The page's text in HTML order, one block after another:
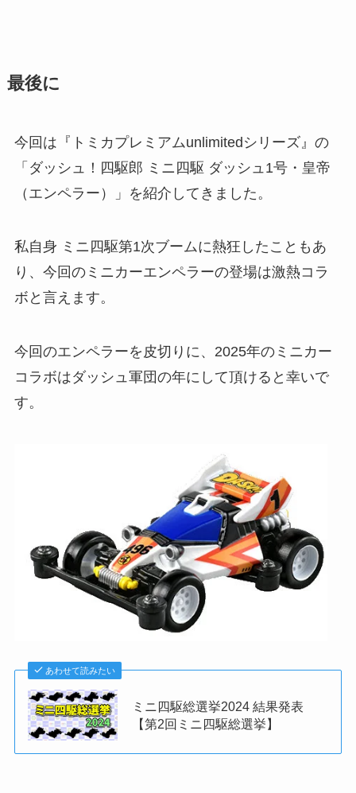
最後に
今回は『トミカプレミアムunlimitedシリーズ』の
「ダッシュ！四駆郎 ミニ四駆 ダッシュ1号・皇帝
（エンペラー）」を紹介してきました。
私自身 ミニ四駆第1次ブームに熱狂したこともあ
り、今回のミニカーエンペラーの登場は激熱コラ
ボと言えます。
今回のエンペラーを皮切りに、2025年のミニカー
コラボはダッシュ軍団の年にして頂けると幸いで
す。
あわせて読みたい
ミニ四駆総選挙2024 結果発表
【第2回ミニ四駆総選挙】